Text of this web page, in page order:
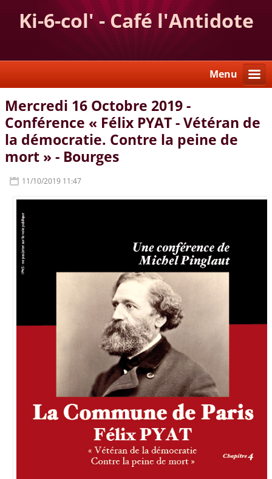
Ki-6-col' - Café l'Antidote
Menu
Mercredi 16 Octobre 2019 -
Conférence « Félix PYAT - Vétéran de
la démocratie. Contre la peine de
mort » - Bourges
11/10/2019 11:47